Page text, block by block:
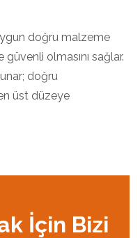
doğru malzeme
olmasını sağlar.
doğru
üst düzeye
İçin Bizi